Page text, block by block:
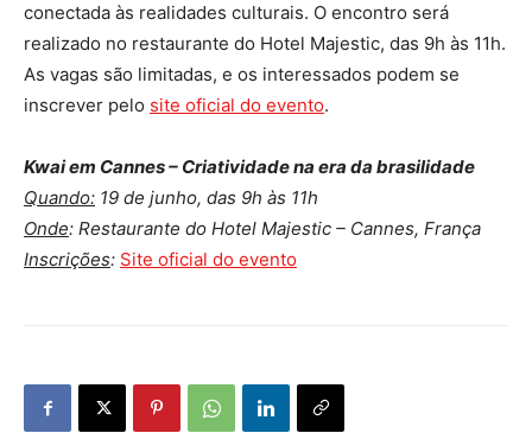
conectada às realidades culturais. O encontro será
realizado no restaurante do Hotel Majestic, das 9h às 11h.
As vagas são limitadas, e os interessados podem se
inscrever pelo site oficial do evento.
Kwai em Cannes – Criatividade na era da brasilidade
Quando: 19 de junho, das 9h às 11h
Onde: Restaurante do Hotel Majestic – Cannes, França
Inscrições: Site oficial do evento